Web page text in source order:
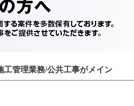
管理業務/公共工事がメイン